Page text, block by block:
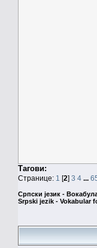
Тагови:
Странице: 1 [2] 3 4 ...
Српски језик -
Srpski jezik - Vokabular